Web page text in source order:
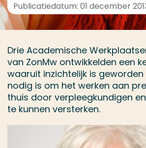
Publicatiedatum: 01 december
Drie Academische
van ZonMw ontwikkelden een
waaruit inzichtelijk is geworden
nodig is om het werken aan
thuis door verpleegkundigen
te kunnen versterken.